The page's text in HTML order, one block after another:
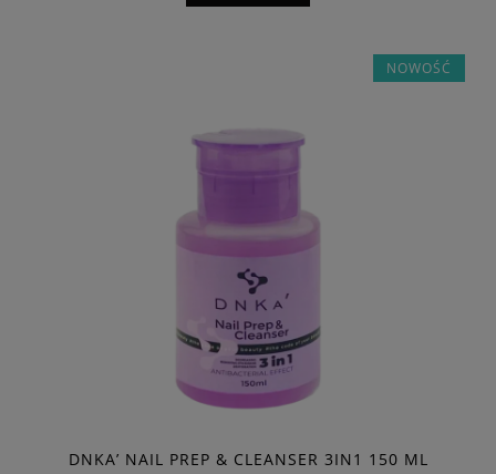
DNKA’ NAIL PREP & CLEANSER 3IN1 150 ML
NOWOŚĆ